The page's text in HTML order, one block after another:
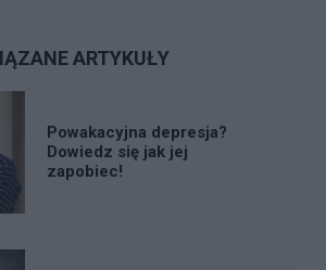
ARTYKUŁY
Powakacyjna depresja?
Dowiedz się jak jej
zapobiec!